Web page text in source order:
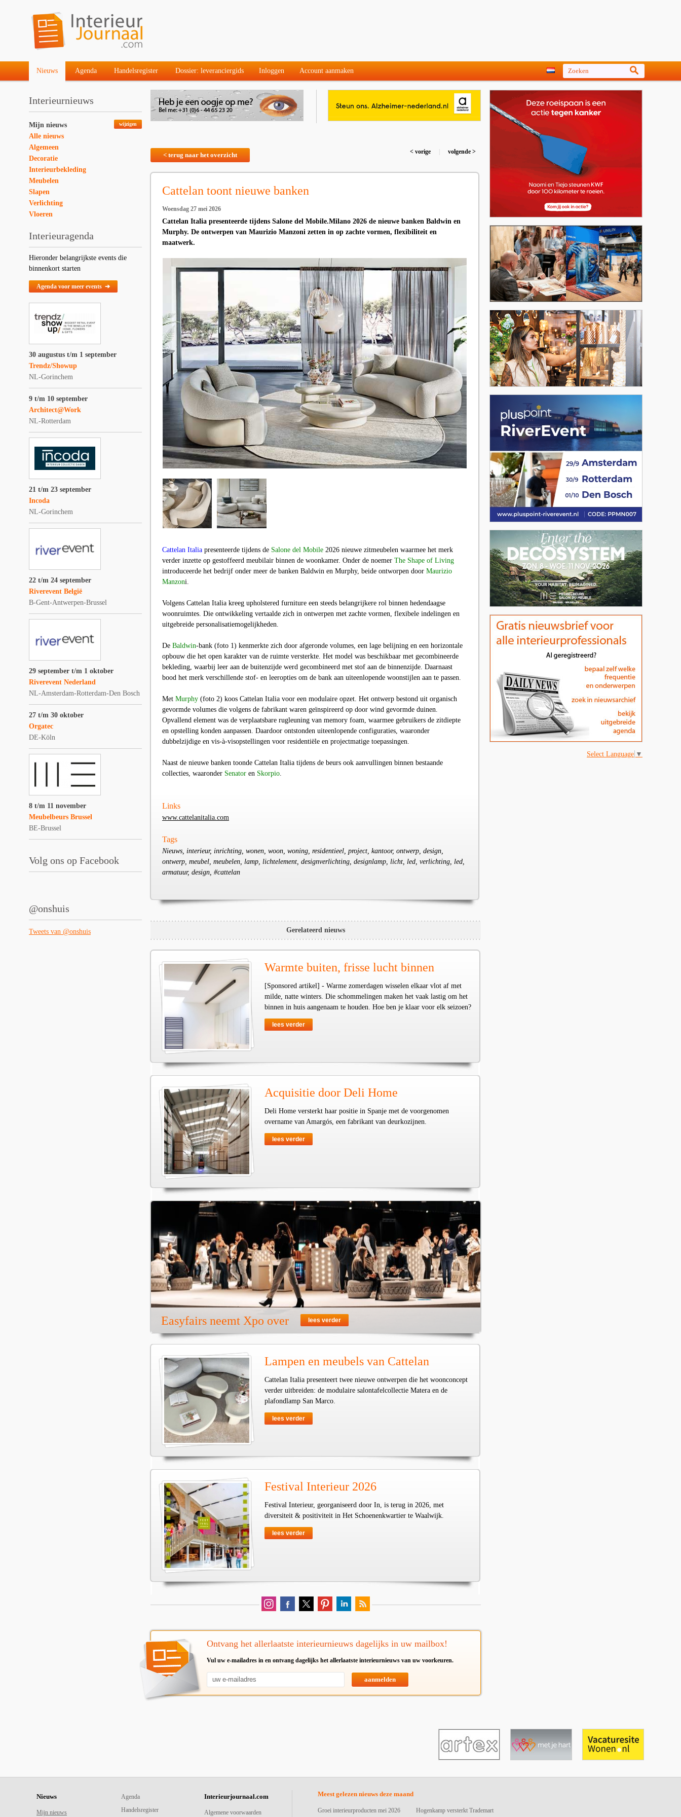
Nieuws Agenda Handelsregister Dossier: leveranciergids Inloggen Account aanmaken
Interieurnieuws
wijzigen
Mijn nieuws
Alle nieuws
Algemeen
Decoratie
Interieurbekleding
Meubelen
Slapen
Verlichting
Vloeren
Interieuragenda
Hieronder belangrijkste events die
binnenkort starten
Agenda voor meer events ➔
30 augustus t/m 1 september
Trendz/Showup
NL-Gorinchem
9 t/m 10 september
Architect@Work
NL-Rotterdam
21 t/m 23 september
Incoda
NL-Gorinchem
22 t/m 24 september
Riverevent België
B-Gent-Antwerpen-Brussel
29 september t/m 1 oktober
Riverevent Nederland
NL-Amsterdam-Rotterdam-Den Bosch
27 t/m 30 oktober
Orgatec
DE-Köln
8 t/m 11 november
Meubelbeurs Brussel
BE-Brussel
Volg ons op Facebook
@onshuis
Tweets van @onshuis
< terug naar het overzicht < vorige volgende >
Cattelan toont nieuwe banken
Woensdag 27 mei 2026
Cattelan Italia presenteerde tijdens Salone del Mobile.Milano 2026 de nieuwe banken Baldwin en
Murphy. De ontwerpen van Maurizio Manzoni zetten in op zachte vormen, flexibiliteit en
maatwerk.
Cattelan Italia presenteerde tijdens de Salone del Mobile 2026 nieuwe zitmeubelen waarmee het merk
verder inzette op gestoffeerd meubilair binnen de woonkamer. Onder de noemer The Shape of Living
introduceerde het bedrijf onder meer de banken Baldwin en Murphy, beide ontworpen door Maurizio
Manzoni.
Volgens Cattelan Italia kreeg upholstered furniture een steeds belangrijkere rol binnen hedendaagse
woonruimtes. Die ontwikkeling vertaalde zich in ontwerpen met zachte vormen, flexibele indelingen en
uitgebreide personalisatiemogelijkheden.
De Baldwin-bank (foto 1) kenmerkte zich door afgeronde volumes, een lage belijning en een horizontale
opbouw die het open karakter van de ruimte versterkte. Het model was beschikbaar met gecombineerde
bekleding, waarbij leer aan de buitenzijde werd gecombineerd met stof aan de binnenzijde. Daarnaast
bood het merk verschillende stof- en leeropties om de bank aan uiteenlopende woonstijlen aan te passen.
Met Murphy (foto 2) koos Cattelan Italia voor een modulaire opzet. Het ontwerp bestond uit organisch
gevormde volumes die volgens de fabrikant waren geïnspireerd op door wind gevormde duinen.
Opvallend element was de verplaatsbare rugleuning van memory foam, waarmee gebruikers de zitdiepte
en opstelling konden aanpassen. Daardoor ontstonden uiteenlopende configuraties, waaronder
dubbelzijdige en vis-à-visopstellingen voor residentiële en projectmatige toepassingen.
Naast de nieuwe banken toonde Cattelan Italia tijdens de beurs ook aanvullingen binnen bestaande
collecties, waaronder Senator en Skorpio.
Links
www.cattelanitalia.com
Tags
Nieuws, interieur, inrichting, wonen, woon, woning, residentieel, project, kantoor, ontwerp, design,
ontwerp, meubel, meubelen, lamp, lichtelement, designverlichting, designlamp, licht, led, verlichting, led,
armatuur, design, #cattelan
Gerelateerd nieuws
Warmte buiten, frisse lucht binnen
[Sponsored artikel] - Warme zomerdagen wisselen elkaar vlot af met
milde, natte winters. Die schommelingen maken het vaak lastig om het
binnen in huis aangenaam te houden. Hoe ben je klaar voor elk seizoen?
lees verder
Acquisitie door Deli Home
Deli Home versterkt haar positie in Spanje met de voorgenomen
overname van Amargós, een fabrikant van deurkozijnen.
lees verder
Easyfairs neemt Xpo over lees verder
Lampen en meubels van Cattelan
Cattelan Italia presenteert twee nieuwe ontwerpen die het woonconcept
verder uitbreiden: de modulaire salontafelcollectie Matera en de
plafondlamp San Marco.
lees verder
Festival Interieur 2026
Festival Interieur, georganiseerd door In, is terug in 2026, met
diversiteit & positiviteit in Het Schoenenkwartier te Waalwijk.
lees verder
Ontvang het allerlaatste interieurnieuws dagelijks in uw mailbox!
Vul uw e-mailadres in en ontvang dagelijks het allerlaatste interieurnieuws van uw voorkeuren.
aanmelden
Select Language ▼
Nieuws
Mijn nieuws
Agenda
Handelsregister
Interieurjournaal.com
Algemene voorwaarden
Meest gelezen nieuws deze maand
Groei interieurproducten mei 2026 Hogenkamp versterkt Trademart